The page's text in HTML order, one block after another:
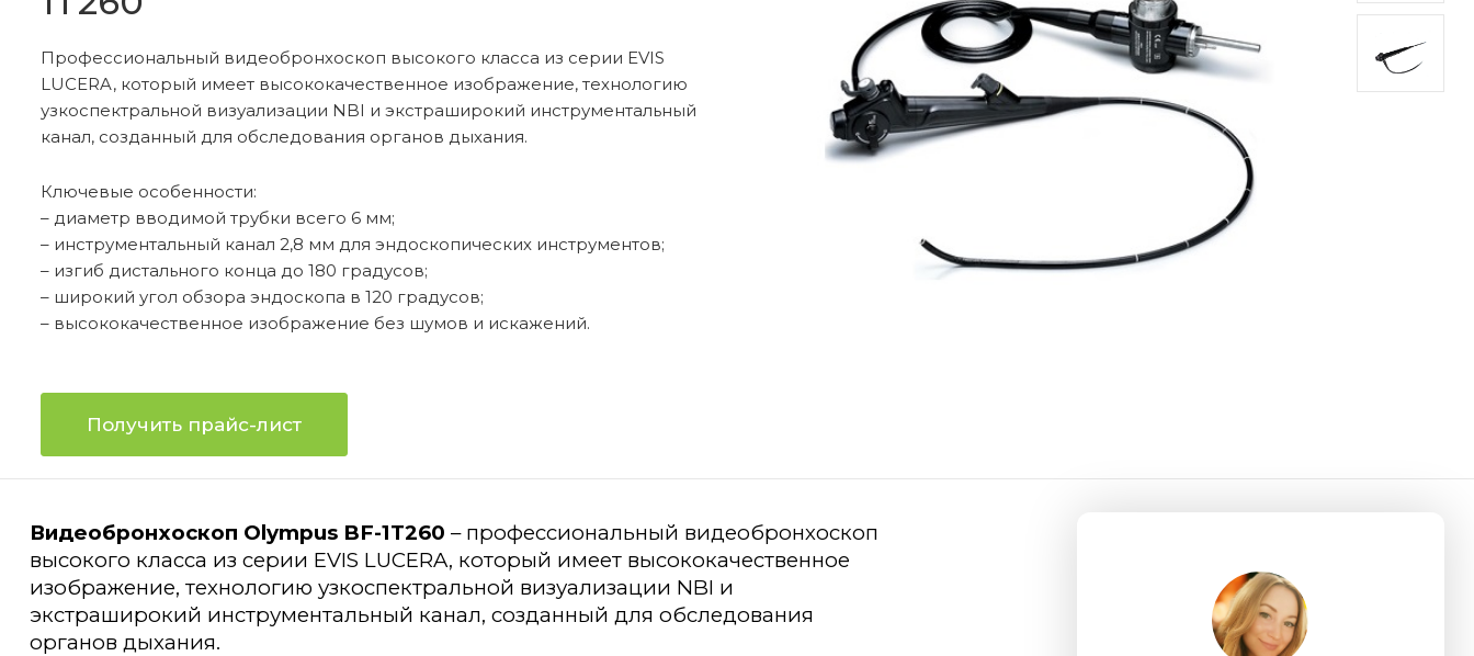
Стерилизация и дезинфекция
Вспомогательное
оборудование
Офтальмология Урология Лабораторная диагностика Гистология и патанатомия
Расходные материалы
Профессиональный видеобронхоскоп высокого класса из серии EVIS
LUCERA, который имеет высококачественное изображение, технологию
узкоспектральной визуализации NBI и экстраширокий инструментальный
канал, созданный для обследования органов дыхания.
Ключевые особенности:
– диаметр вводимой трубки всего 6 мм;
– инструментальный канал 2,8 мм для эндоскопических инструментов;
– изгиб дистального конца до 180 градусов;
– широкий угол обзора эндоскопа в 120 градусов;
– высококачественное изображение без шумов и искажений.
Получить прайс-лист
Видеобронхоскоп Olympus BF-1T260 – профессиональный видеобронхоскоп
высокого класса из серии EVIS LUCERA, который имеет высококачественное
изображение, технологию узкоспектральной визуализации NBI и
экстраширокий инструментальный канал, созданный для обследования
органов дыхания.